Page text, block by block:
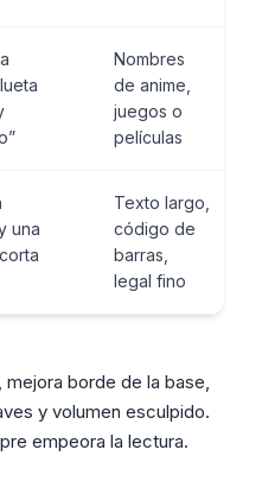
Nombres
de anime,
juegos o
películas
una
Texto largo,
código de
barras,
legal fino
borde de la base,
y volumen esculpido.
empeora la lectura.